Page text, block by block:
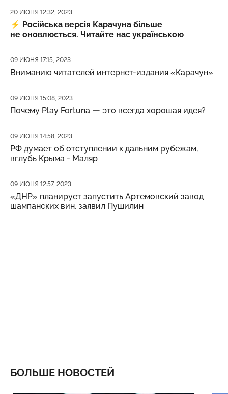
Дата публикации
20 ИЮНЯ 12:32, 2023
⚡️ Російська версія Карачуна більше
не оновлюється. Читайте нас українською
Дата публикации
09 ИЮНЯ 17:15, 2023
Вниманию читателей интернет-издания «Карачун»
Дата публикации
09 ИЮНЯ 15:08, 2023
Почему Play Fortuna ー это всегда хорошая идея?
Дата публикации
09 ИЮНЯ 14:58, 2023
РФ думает об отступлении к дальним рубежам,
вглубь Крыма - Маляр
Дата публикации
09 ИЮНЯ 12:57, 2023
«ДНР» планирует запустить Артемовский завод
шампанских вин, заявил Пушилин
БОЛЬШЕ НОВОСТЕЙ